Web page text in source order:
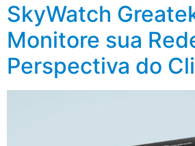
SkyWatch
Monitore sua
Perspectiva do